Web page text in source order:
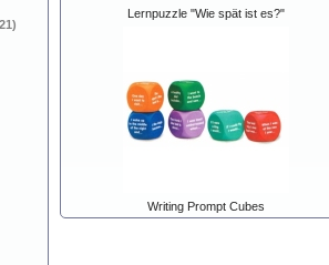
Lernpuzzle "Wie spät ist es?"
Writing Prompt Cubes